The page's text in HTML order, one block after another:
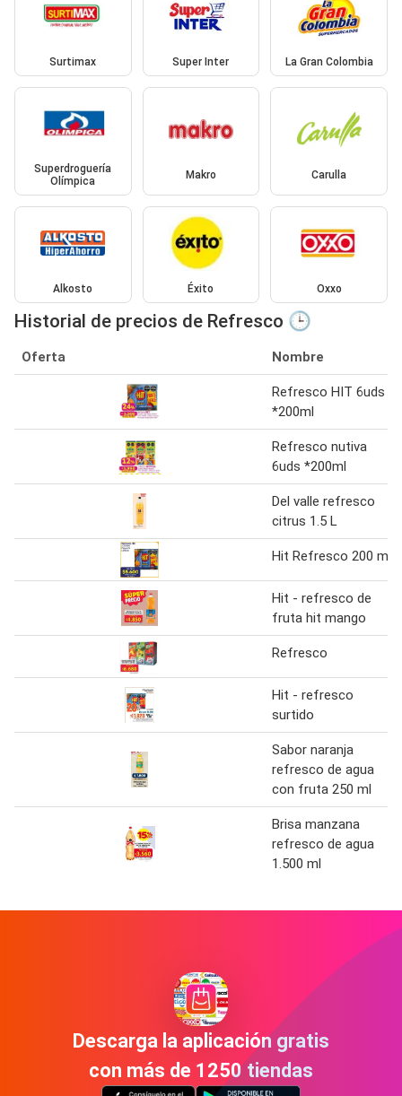
Surtimax Super Inter La Gran Colombia
Superdroguería
Olímpica
Makro Carulla
Alkosto Éxito Oxxo
Historial de precios de Refresco 🕒
Oferta Nombre
Refresco HIT 6uds
*200ml
Refresco nutiva
6uds *200ml
Del valle refresco
citrus 1.5 L
Hit Refresco 200 ml
Hit - refresco de
fruta hit mango
Refresco
Hit - refresco
surtido
Sabor naranja
refresco de agua
con fruta 250 ml
Brisa manzana
refresco de agua
1.500 ml
Descarga la aplicación gratis
con más de 1250 tiendas